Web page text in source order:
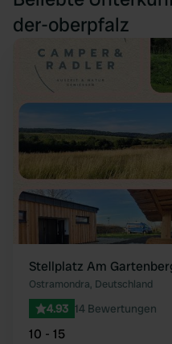
der-oberpfalz
Stellplatz Am
Ostramondra, Deutschland
4.93 14 Bewertungen
10 - 15